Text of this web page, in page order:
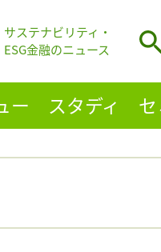
サステナビリティ・
ESG金融のニュース
ー スタディ